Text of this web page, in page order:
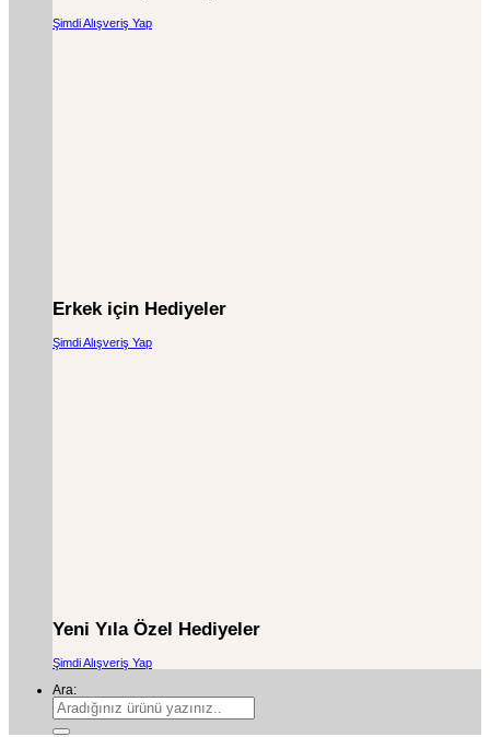
Şimdi Alışveriş Yap
Erkek için Hediyeler
Şimdi Alışveriş Yap
Yeni Yıla Özel Hediyeler
Şimdi Alışveriş Yap
Ara: